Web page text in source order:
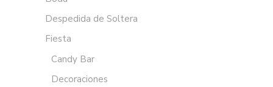
Despedida de Soltera
Fiesta
Candy Bar
Decoraciones